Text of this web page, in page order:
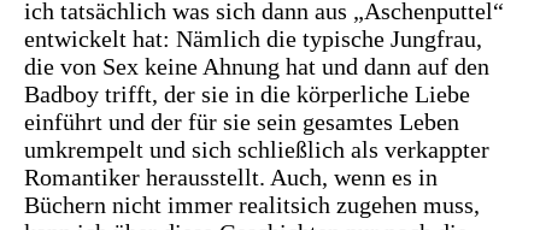
ich tatsächlich was sich dann aus „Aschenputtel“
entwickelt hat: Nämlich die typische Jungfrau,
die von Sex keine Ahnung hat und dann auf den
Badboy trifft, der sie in die körperliche Liebe
einführt und der für sie sein gesamtes Leben
umkrempelt und sich schließlich als verkappter
Romantiker herausstellt. Auch, wenn es in
Büchern nicht immer realitsich zugehen muss,